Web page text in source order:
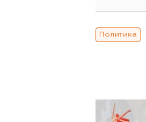
Политика